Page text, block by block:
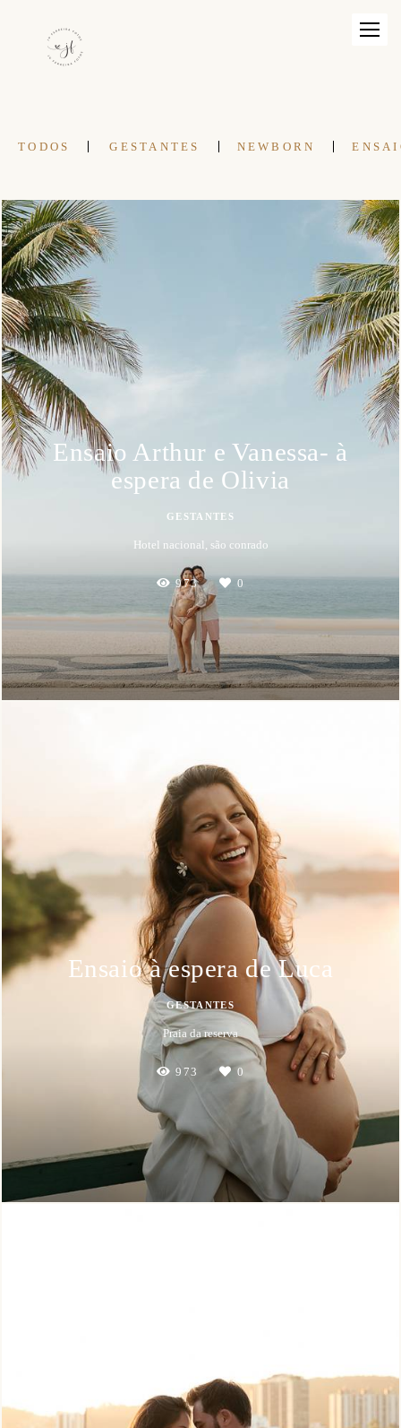
TODOS GESTANTES NEWBORN
Ensaio Arthur e Vanessa- à
espera de Olivia
GESTANTES
Hotel nacional, são conrado
973 0
Ensaio à espera de Luca
GESTANTES
Praia da reserva
973 0